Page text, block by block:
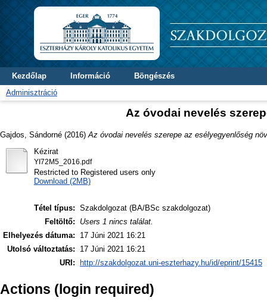
Kezdőlap Információ
Böngészés
Adminisztráció
Az óvodai nevelés
Gajdos, Sándorné (2016) Az óvodai nevelés szerepe az esélyegyenlőség
Kézirat
YI72M5_2016.pdf
Restricted to Registered users only
Download (2MB)
Tétel típus: Szakdolgozat (BA/BSc szakdolgozat)
Feltöltő:
Users 1 nincs találat.
Elhelyezés dátuma:
17 Júni 2021 16:21
Utolsó változtatás:
17 Júni 2021 16:21
URI:
http://szakdolgozat.uni-eszterhazy.hu/id/eprint/15415
Actions (login required)